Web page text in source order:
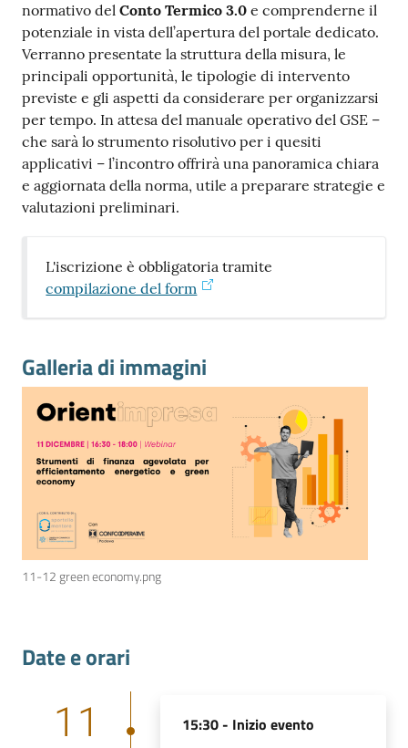
Prenota
zione
on line
Servizi
Contatti
tter
normativo del Conto Termico 3.0 e comprenderne il
potenziale in vista dell’apertura del portale dedicato.
Verranno presentate la struttura della misura, le
principali opportunità, le tipologie di intervento
previste e gli aspetti da considerare per organizzarsi
per tempo. In attesa del manuale operativo del GSE –
che sarà lo strumento risolutivo per i quesiti
applicativi – l’incontro offrirà una panoramica chiara
e aggiornata della norma, utile a preparare strategie e
valutazioni preliminari.
L'iscrizione è obbligatoria tramite
compilazione del form
Galleria di immagini
11-12 green economy.png
Date e orari
11 15:30 - Inizio evento